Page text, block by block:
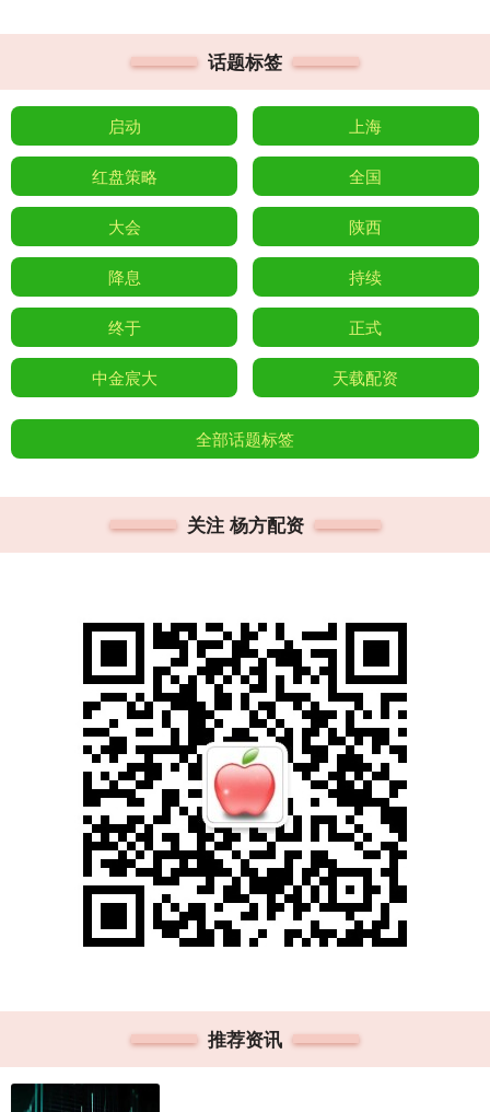
话题标签
启动 上海
红盘策略 全国
大会 陕西
降息 持续
终于 正式
中金宸大 天载配资
全部话题标签
关注 杨方配资
推荐资讯